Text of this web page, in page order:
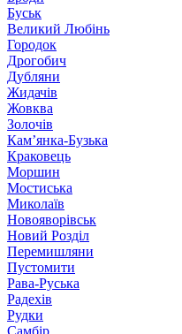
Буськ
Великий Любінь
Городок
Дрогобич
Дубляни
Жидачів
Жовква
Золочів
Кам’янка-Бузька
Краковець
Моршин
Мостиська
Миколаїв
Новояворівськ
Новий Розділ
Перемишляни
Пустомити
Рава-Руська
Радехів
Рудки
Самбір